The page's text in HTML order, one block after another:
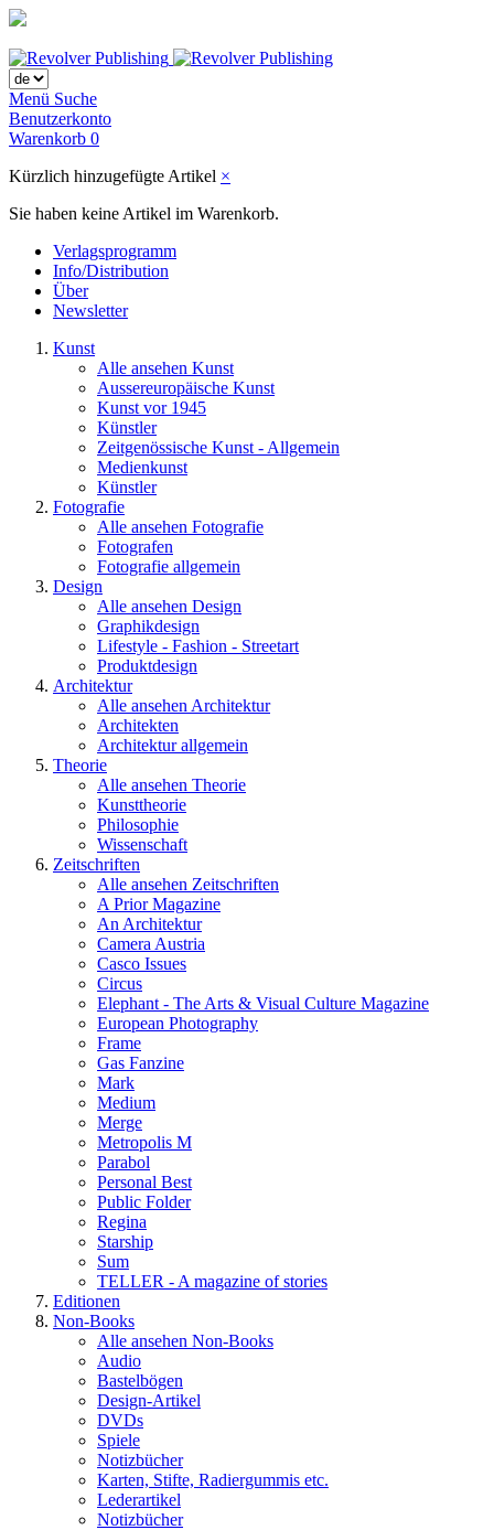
Menü Suche
Benutzerkonto
Warenkorb 0
Kürzlich hinzugefügte Artikel ×
Sie haben keine Artikel im Warenkorb.
Verlagsprogramm
Info/Distribution
Über
Newsletter
Kunst
Alle ansehen Kunst
Aussereuropäische Kunst
Kunst vor 1945
Künstler
Zeitgenössische Kunst - Allgemein
Medienkunst
Künstler
Fotografie
Alle ansehen Fotografie
Fotografen
Fotografie allgemein
Design
Alle ansehen Design
Graphikdesign
Lifestyle - Fashion - Streetart
Produktdesign
Architektur
Alle ansehen Architektur
Architekten
Architektur allgemein
Theorie
Alle ansehen Theorie
Kunsttheorie
Philosophie
Wissenschaft
Zeitschriften
Alle ansehen Zeitschriften
A Prior Magazine
An Architektur
Camera Austria
Casco Issues
Circus
Elephant - The Arts & Visual Culture Magazine
European Photography
Frame
Gas Fanzine
Mark
Medium
Merge
Metropolis M
Parabol
Personal Best
Public Folder
Regina
Starship
Sum
TELLER - A magazine of stories
Editionen
Non-Books
Alle ansehen Non-Books
Audio
Bastelbögen
Design-Artikel
DVDs
Spiele
Notizbücher
Karten, Stifte, Radiergummis etc.
Lederartikel
Notizbücher